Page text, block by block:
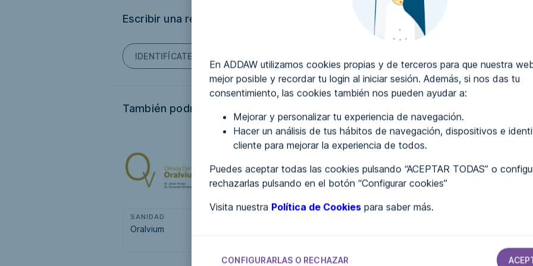
En ADDAW utilizamos cookies propias y de terceros para que nuestra
mejor posible y recordar tu login al iniciar sesión. Además, si nos das tu
consentimiento, las cookies también nos pueden ayudar a:
Mejorar y personalizar tu experiencia de navegación.
Hacer un análisis de tus hábitos de navegación, dispositivos e
cliente para mejorar la experiencia de todos.
Puedes aceptar todas las cookies pulsando “ACEPTAR TODAS” o
rechazarlas pulsando en el botón “Configurar cookies”
Visita nuestra Política de Cookies para saber más.
CONFIGURARLAS O RECHAZAR
Escribir una reseña
IDENTIFÍCATE PARA PODER ESCRIBIR COMENTARIOS
También podría interesarte...
SANIDAD
Oralvium